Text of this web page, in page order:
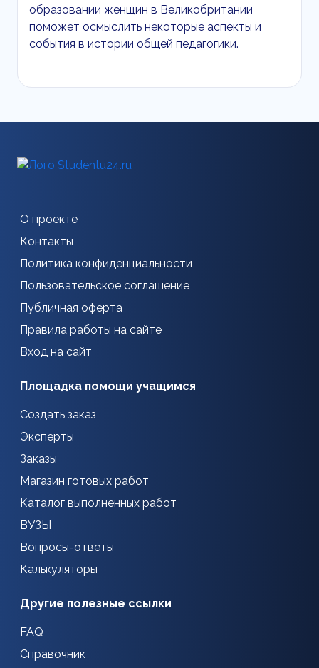
образовании женщин в Великобритании
поможет осмыслить некоторые аспекты и
события в истории общей педагогики.
О проекте
Контакты
Политика конфиденциальности
Пользовательское соглашение
Публичная оферта
Правила работы на сайте
Вход на сайт
Площадка помощи учащимся
Создать заказ
Эксперты
Заказы
Магазин готовых работ
Каталог выполненных работ
ВУЗЫ
Вопросы-ответы
Калькуляторы
Другие полезные ссылки
FAQ
Справочник